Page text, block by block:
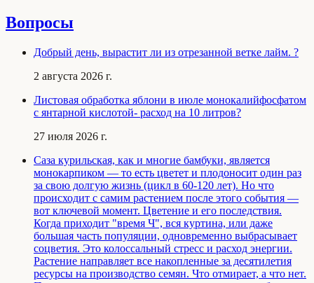
Вопросы
Добрый день, вырастит ли из отрезанной ветке лайм. ?
2 августа 2026 г.
Листовая обработка яблони в июле монокалийфосфатом
с янтарной кислотой- расход на 10 литров?
27 июля 2026 г.
Саза курильская, как и многие бамбуки, является
монокарпиком — то есть цветет и плодоносит один раз
за свою долгую жизнь (цикл в 60-120 лет). Но что
происходит с самим растением после этого события —
вот ключевой момент. Цветение и его последствия.
Когда приходит "время Ч", вся куртина, или даже
большая часть популяции, одновременно выбрасывает
соцветия. Это колоссальный стресс и расход энергии.
Растение направляет все накопленные за десятилетия
ресурсы на производство семян. Что отмирает, а что нет.